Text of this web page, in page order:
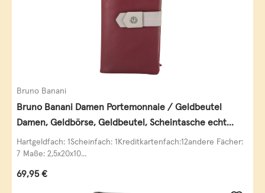
Bruno Banani
Bruno Banani Damen Portemonnaie / Geldbeutel
Damen, Geldbörse, Geldbeutel, Scheintasche echt
Leder
Hartgeldfach: 1Scheinfach: 1Kreditkartenfach:12andere Fächer:
7 Maße: 2,5x20x10...
Regulärer Preis:
69,95 €